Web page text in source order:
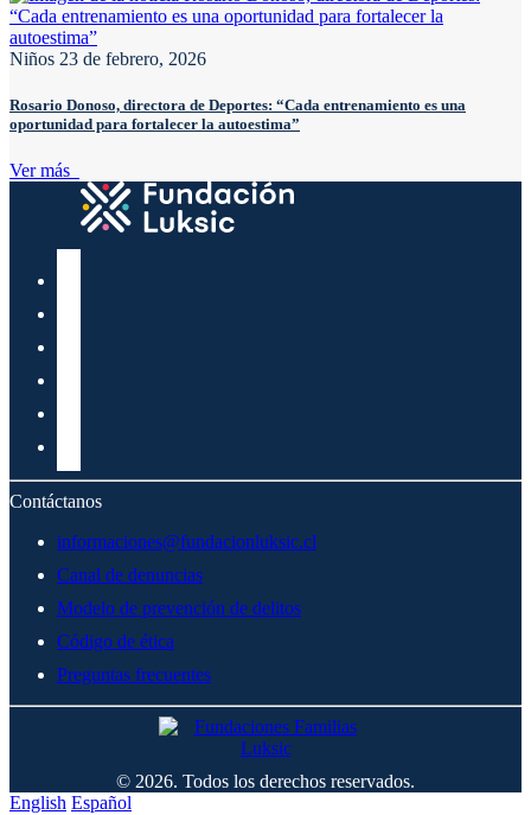
Niños 23 de febrero, 2026
Rosario Donoso, directora de Deportes: “Cada entrenamiento es una
oportunidad para fortalecer la autoestima”
Ver más
Contáctanos
informaciones@fundacionluksic.cl
Canal de denuncias
Modelo de prevención de delitos
Código de ética
Preguntas frecuentes
© 2026. Todos los derechos reservados.
English Español